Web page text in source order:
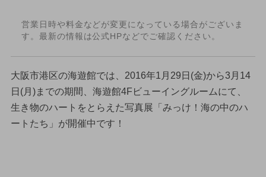
営業日時や料金などが変更になっている場合がございま
す。最新の情報は公式HPなどでご確認ください。
大阪市港区の海遊館では、2016年1月29日(金)から3月14
日(月)までの期間、海遊館4Fビューイングルームにて、
生き物のハートをとらえた写真展「みっけ！海の中のハ
ートたち」が開催中です！